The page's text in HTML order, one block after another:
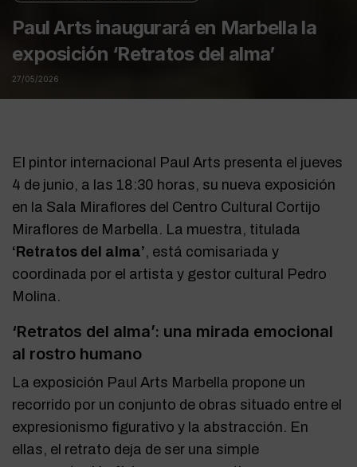
Paul Arts inaugurará en Marbella la
exposición ‘Retratos del alma’
27/05/2026
El pintor internacional Paul Arts presenta el jueves
4 de junio, a las 18:30 horas, su nueva exposición
en la Sala Miraflores del Centro Cultural Cortijo
Miraflores de Marbella. La muestra, titulada
‘Retratos del alma’, está comisariada y
coordinada por el artista y gestor cultural Pedro
Molina.
‘Retratos del alma’: una mirada emocional
al rostro humano
La exposición Paul Arts Marbella propone un
recorrido por un conjunto de obras situado entre el
expresionismo figurativo y la abstracción. En
ellas, el retrato deja de ser una simple